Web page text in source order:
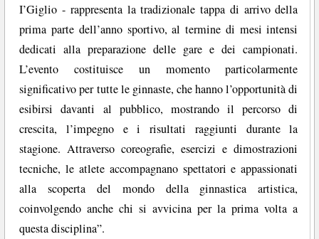
I’Giglio - rappresenta la tradizionale tappa di arrivo della
prima parte dell’anno sportivo, al termine di mesi intensi
dedicati alla preparazione delle gare e dei campionati.
L’evento costituisce un momento particolarmente
significativo per tutte le ginnaste, che hanno l’opportunità di
esibirsi davanti al pubblico, mostrando il percorso di
crescita, l’impegno e i risultati raggiunti durante la
stagione. Attraverso coreografie, esercizi e dimostrazioni
tecniche, le atlete accompagnano spettatori e appassionati
alla scoperta del mondo della ginnastica artistica,
coinvolgendo anche chi si avvicina per la prima volta a
questa disciplina”.